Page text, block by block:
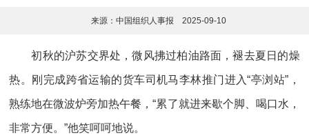
来源：中国组织人事报 2025-09-10
初秋的沪苏交界处，微风拂过柏油路面，褪去夏日的燥
热。刚完成跨省运输的货车司机马李林推门进入“亭浏站”，
熟练地在微波炉旁加热午餐，“累了就进来歇个脚、喝口水，
非常方便。”他笑呵呵地说。